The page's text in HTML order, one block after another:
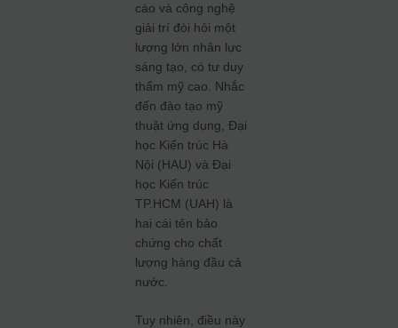
cáo và công nghệ
giải trí đòi hỏi một
lượng lớn nhân lực
sáng tạo, có tư duy
thẩm mỹ cao. Nhắc
đến đào tạo mỹ
thuật ứng dụng, Đại
học Kiến trúc Hà
Nội (HAU) và Đại
học Kiến trúc
TP.HCM (UAH) là
hai cái tên bảo
chứng cho chất
lượng hàng đầu cả
nước.
Tuy nhiên, điều này